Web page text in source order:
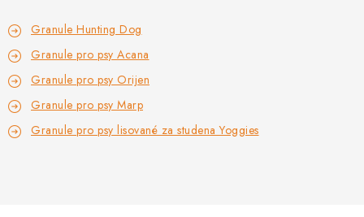
SLUŽBY
VÝMĚNA, VRÁCENÍ A REKLAMACE
O nás Kontakty
Doprava a platba
Granule Hunting Dog
Granule pro psy Acana
Granule pro psy Orijen
Granule pro psy Marp
Granule pro psy lisované za studena Yoggies